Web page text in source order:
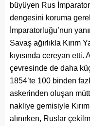
büyüyen Rus
dengesini koruma
İmparatorluğu’nun
Savaş ağırlıkla Kırım
kıyısında cereyan
çevresinde de daha
1854’te 100 binden
askerinden oluşan
nakliye gemisiyle
alınırken, Ruslar